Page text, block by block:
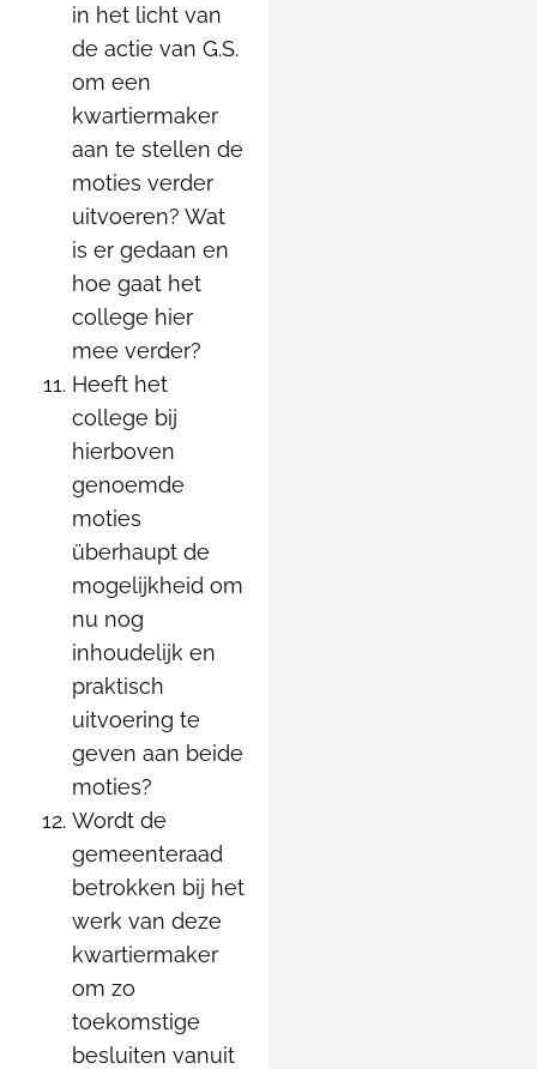
in het licht van
de actie van G.S.
om een
kwartiermaker
aan te stellen de
moties verder
uitvoeren? Wat
is er gedaan en
hoe gaat het
college hier
mee verder?
Heeft het
college bij
hierboven
genoemde
moties
überhaupt de
mogelijkheid om
nu nog
inhoudelijk en
praktisch
uitvoering te
geven aan beide
moties?
Wordt de
gemeenteraad
betrokken bij het
werk van deze
kwartiermaker
om zo
toekomstige
besluiten vanuit